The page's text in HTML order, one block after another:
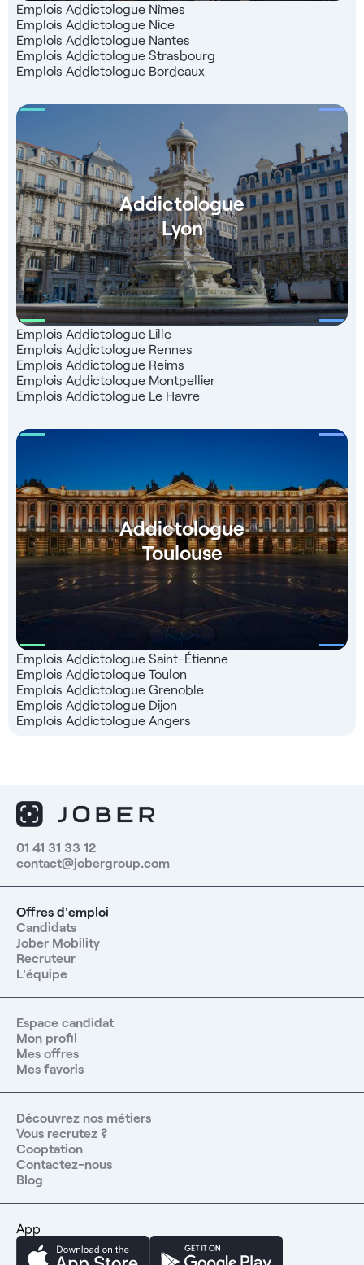
Emplois Addictologue Nîmes
Emplois Addictologue Nice
Emplois Addictologue Nantes
Emplois Addictologue Strasbourg
Emplois Addictologue Bordeaux
Addictologue
Lyon
Emplois Addictologue Lille
Emplois Addictologue Rennes
Emplois Addictologue Reims
Emplois Addictologue Montpellier
Emplois Addictologue Le Havre
Addictologue
Toulouse
Emplois Addictologue Saint-Étienne
Emplois Addictologue Toulon
Emplois Addictologue Grenoble
Emplois Addictologue Dijon
Emplois Addictologue Angers
01 41 31 33 12
contact@jobergroup.com
Offres d'emploi
Candidats
Jober Mobility
Recruteur
L'équipe
Espace candidat
Mon profil
Mes offres
Mes favoris
Découvrez nos métiers
Vous recrutez ?
Cooptation
Contactez-nous
Blog
App